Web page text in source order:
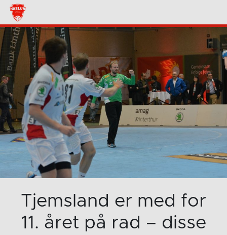
Tjemsland er med for
11. året på rad – disse